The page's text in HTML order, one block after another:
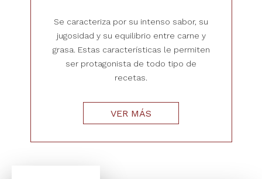
Se caracteriza por su intenso sabor, su
jugosidad y su equilibrio entre carne y
grasa. Estas características le permiten
ser protagonista de todo tipo de
recetas.
VER MÁS